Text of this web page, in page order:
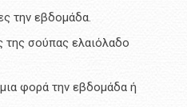
την εβδομάδα.
σούπας ελαιόλαδο
φορά την εβδομάδα ή